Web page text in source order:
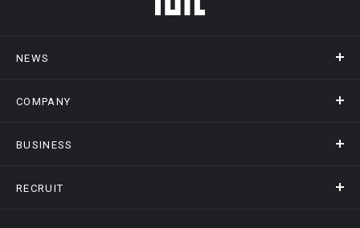
NEWS
ニュース
COMPANY
会社概要
BUSINESS
事業情報トップ
RECRUIT